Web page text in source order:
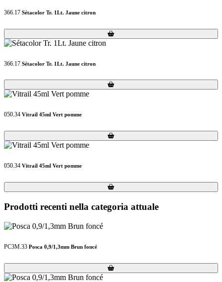
366.17 Sétacolor Tr. 1Lt. Jaune citron
Loading...
Loading...
366.17 Sétacolor Tr. 1Lt. Jaune citron
Loading...
Loading...
050.34 Vitrail 45ml Vert pomme
Loading...
Loading...
050.34 Vitrail 45ml Vert pomme
Loading...
Loading...
Prodotti recenti nella categoria attuale
PC3M.33 Posca 0,9/1,3mm Brun foncé
Loading...
Loading...